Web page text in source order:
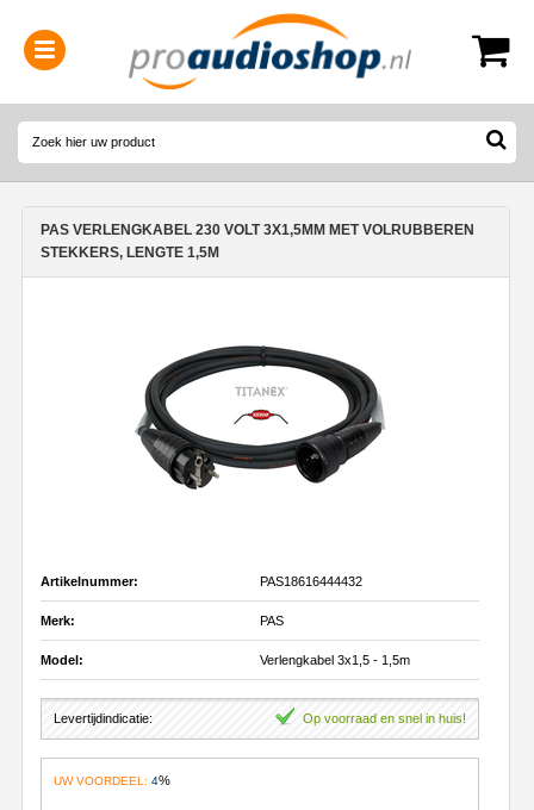
0314-364515
PAS VERLENGKABEL 230 VOLT 3X1,5MM MET VOLRUBBEREN
STEKKERS, LENGTE 1,5M
Artikelnummer: PAS18616444432
Merk: PAS
Model: Verlengkabel 3x1,5 - 1,5m
Levertijdindicatie: Op voorraad en snel in huis!
UW VOORDEEL: 4%